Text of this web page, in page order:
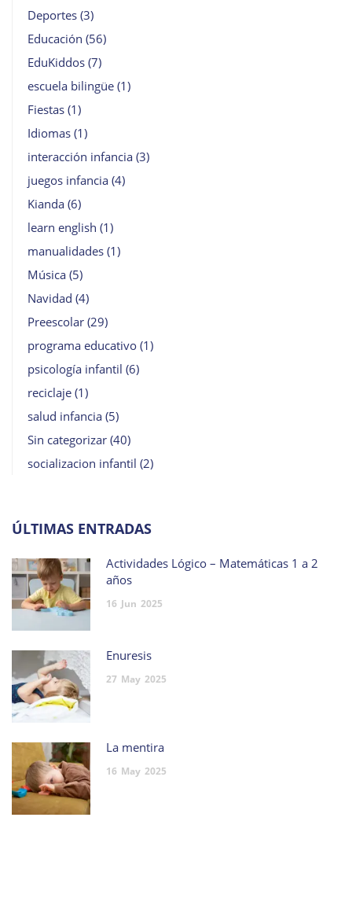
Deportes (3)
Educación (56)
EduKiddos (7)
escuela bilingüe (1)
Fiestas (1)
Idiomas (1)
interacción infancia (3)
juegos infancia (4)
Kianda (6)
learn english (1)
manualidades (1)
Música (5)
Navidad (4)
Preescolar (29)
programa educativo (1)
psicología infantil (6)
reciclaje (1)
salud infancia (5)
Sin categorizar (40)
socializacion infantil (2)
ÚLTIMAS ENTRADAS
Actividades Lógico – Matemáticas 1 a 2
años
16 Jun 2025
Enuresis
27 May 2025
La mentira
16 May 2025